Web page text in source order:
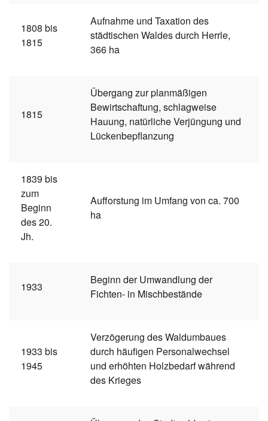
1808 bis
1815
Aufnahme und Taxation des
städtischen Waldes durch Herrle,
366 ha
1815
Übergang zur planmäßigen
Bewirtschaftung, schlagweise
Hauung, natürliche Verjüngung und
Lückenbepflanzung
1839 bis
zum
Beginn
des 20.
Jh.
Aufforstung im Umfang von ca. 700
ha
1933
Beginn der Umwandlung der
Fichten- in Mischbestände
1933 bis
1945
Verzögerung des Waldumbaues
durch häufigen Personalwechsel
und erhöhten Holzbedarf während
des Krieges